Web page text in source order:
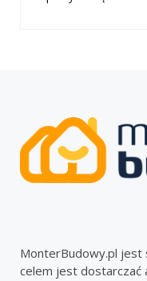
MonterBudowy.pl jest
celem jest dostarczać